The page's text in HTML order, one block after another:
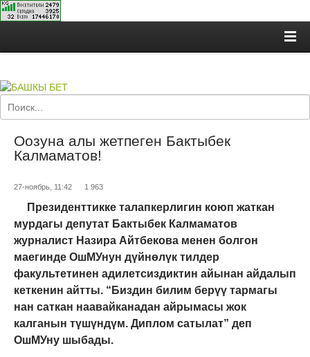
Оозуна алы жетпеген Бактыбек
Калмаматов!
27-ноябрь, 11:42 1 963
Президенттикке талапкерлигин коюп жаткан
мурдагы депутат Бактыбек Калмаматов
журналист Назира Айтбекова менен болгон
маегинде ОшМУнун дүйнөлүк тилдер
факультетинен адилетсиздиктин айынан айдалып
кеткенин айтты. “Биздин билим берүү тармагы
нан саткан наавайканадан айрымасы жок
калганын түшүндүм. Диплом сатылат” деп
ОшМУну шыбады.